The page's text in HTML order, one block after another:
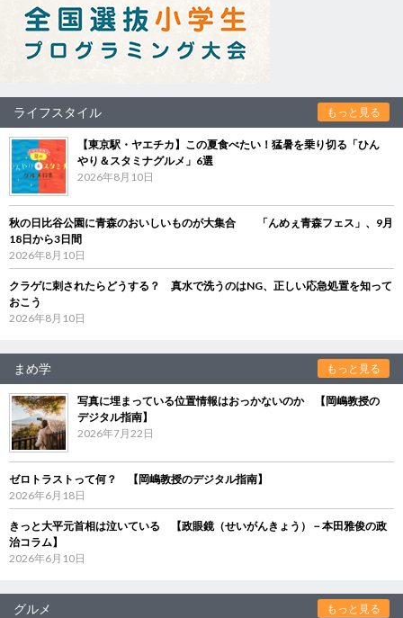
ライフスタイル もっと見る
【東京駅・ヤエチカ】この夏食べたい！猛暑を乗り切る「ひん
やり＆スタミナグルメ」6選
2026年8月10日
秋の日比谷公園に青森のおいしいものが大集合 「んめぇ青森フェス」、9月
18日から3日間
2026年8月10日
クラゲに刺されたらどうする？ 真水で洗うのはNG、正しい応急処置を知って
おこう
2026年8月10日
まめ学 もっと見る
写真に埋まっている位置情報はおっかないのか 【岡嶋教授の
デジタル指南】
2026年7月22日
ゼロトラストって何？ 【岡嶋教授のデジタル指南】
2026年6月18日
きっと大平元首相は泣いている 【政眼鏡（せいがんきょう）－本田雅俊の政
治コラム】
2026年6月10日
グルメ もっと見る